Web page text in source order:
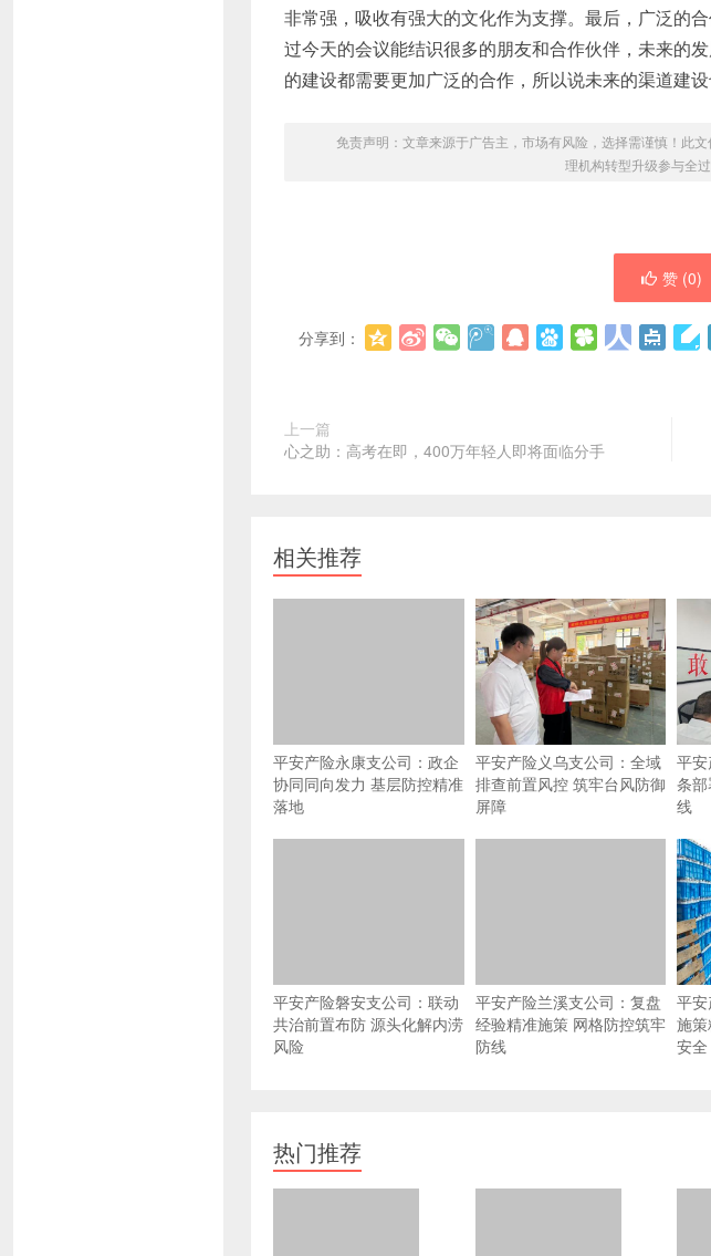
非常强，吸收有强大的文化作为支撑。最后，广泛的
过今天的会议能结识很多的朋友和合作伙伴，未来的
的建设都需要更加广泛的合作，所以说未来的渠道建设
免责声明：文章来源于广告主，市场有风险，选择需谨慎！此
理机构转型升级参与全
赞 (0)
分享到：
上一篇
心之助：高考在即，400万年轻人即将面临分手
相关推荐
平安产险永康支公司：政企
协同同向发力 基层防控精准
落地
平安产险义乌支公司：全域
排查前置风控 筑牢台风防御
屏障
平
条
线
平安产险磐安支公司：联动
共治前置布防 源头化解内涝
风险
平安产险兰溪支公司：复盘
经验精准施策 网格防控筑牢
防线
平
施
安全
热门推荐